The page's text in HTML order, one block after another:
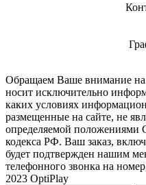
Обращаем Ваше внимание на
носит исключительно
каких условиях
размещенные на сайте, не
определяемой положениями
кодекса РФ. Ваш заказ,
будет подтвержден нашим
телефонного звонка на
2023 OptiPlay